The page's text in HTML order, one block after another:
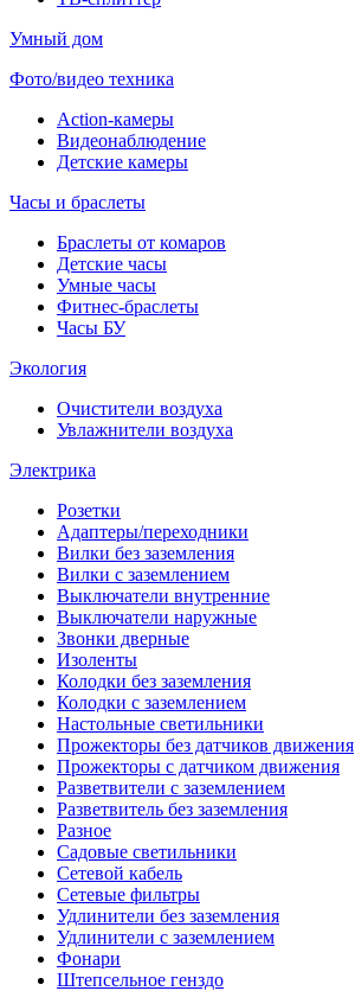
Умный дом
Фото/видео техника
Action-камеры
Видеонаблюдение
Детские камеры
Часы и браслеты
Браслеты от комаров
Детские часы
Умные часы
Фитнес-браслеты
Часы БУ
Экология
Очистители воздуха
Увлажнители воздуха
Электрика
Розетки
Адаптеры/переходники
Вилки без заземления
Вилки с заземлением
Выключатели внутренние
Выключатели наружные
Звонки дверные
Изоленты
Колодки без заземления
Колодки с заземлением
Настольные светильники
Прожекторы без датчиков движения
Прожекторы с датчиком движения
Разветвители с заземлением
Разветвитель без заземления
Разное
Садовые светильники
Сетевой кабель
Сетевые фильтры
Удлинители без заземления
Удлинители с заземлением
Фонари
Штепсельное генздо